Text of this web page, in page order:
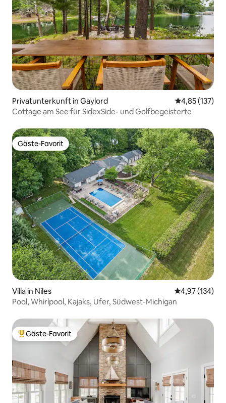
Privatunterkunft in Gaylord
4,85 (137)
Cottage am See für SidexSide- und Golfbegeisterte
Gäste-Favorit
Gäste-Favorit
Villa in Niles
4,97 (134)
Pool, Whirlpool, Kajaks, Ufer, Südwest-Michigan
Beliebter Gäste-Favorit.
Gäste-Favorit